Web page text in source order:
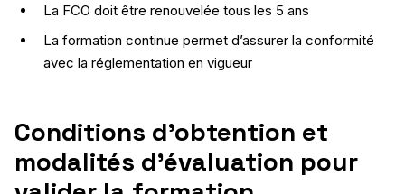
La FCO doit être renouvelée tous les 5 ans
La formation continue permet d’assurer la conformité
avec la réglementation en vigueur
Conditions d’obtention et
modalités d’évaluation pour